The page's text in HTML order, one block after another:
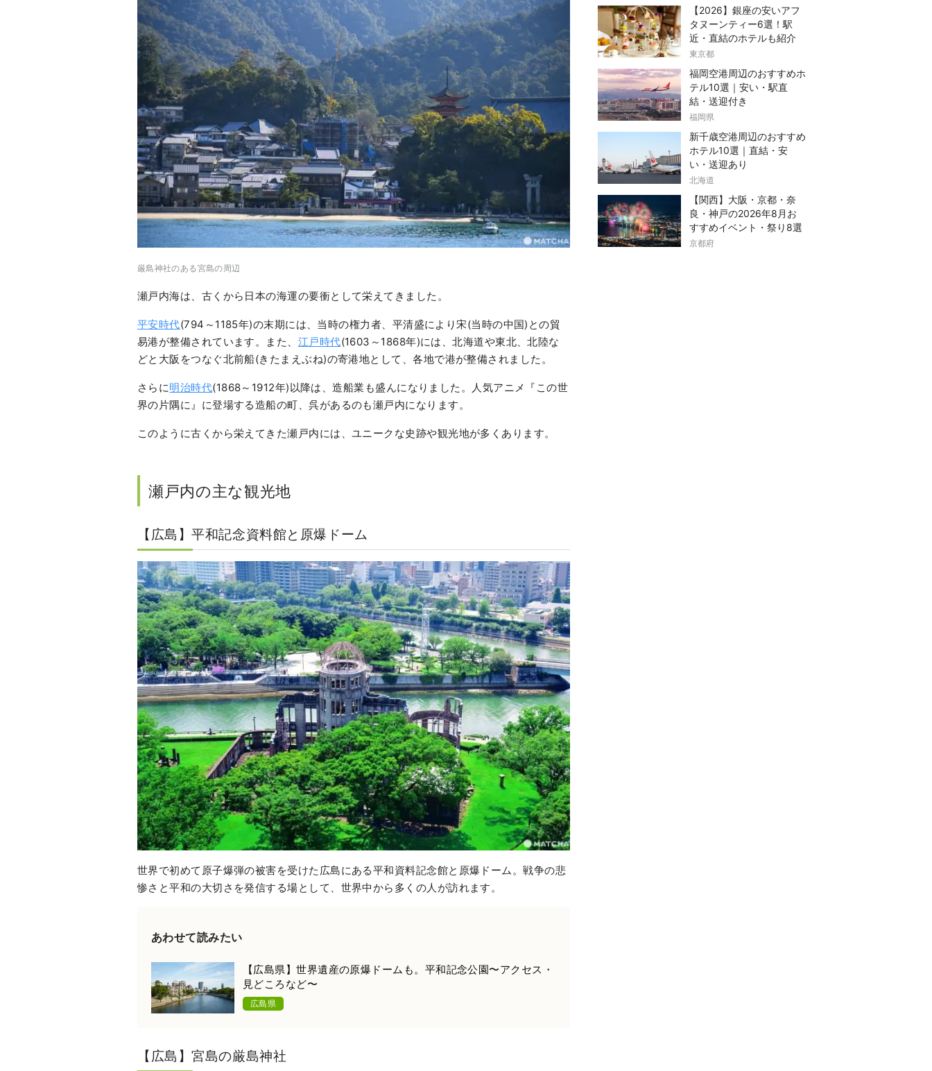
厳島神社のある宮島の周辺
瀬戸内海は、古くから日本の海運の要衝として栄えてきました。
平安時代(794～1185年)の末期には、当時の権力者、平清盛により宋(当時の中国)との貿
易港が整備されています。また、 江戸時代(1603～1868年)には、北海道や東北、北陸な
どと大阪をつなぐ北前船(きたまえぶね)の寄港地として、各地で港が整備されました。
さらに明治時代(1868～1912年)以降は、造船業も盛んになりました。人気アニメ『この世
界の片隅に』に登場する造船の町、呉があるのも瀬戸内になります。
このように古くから栄えてきた瀬戸内には、ユニークな史跡や観光地が多くあります。
瀬戸内の主な観光地
【広島】平和記念資料館と原爆ドーム
世界で初めて原子爆弾の被害を受けた広島にある平和資料記念館と原爆ドーム。戦争の悲
惨さと平和の大切さを発信する場として、世界中から多くの人が訪れます。
あわせて読みたい
【広島県】世界遺産の原爆ドームも。平和記念公園〜アクセス・
見どころなど〜
広島県
【広島】宮島の厳島神社
【2026】銀座の安いアフ
タヌーンティー6選！駅
近・直結のホテルも紹介
東京都
福岡空港周辺のおすすめホ
テル10選｜安い・駅直
結・送迎付き
福岡県
新千歳空港周辺のおすすめ
ホテル10選｜直結・安
い・送迎あり
北海道
【関西】大阪・京都・奈
良・神戸の2026年8月お
すすめイベント・祭り8選
京都府